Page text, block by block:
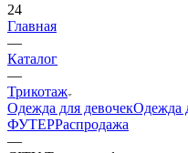
24
Главная
—
Каталог
—
Трикотаж
Одежда для девочекОдежда
ФУТЕРРаспродажа
—